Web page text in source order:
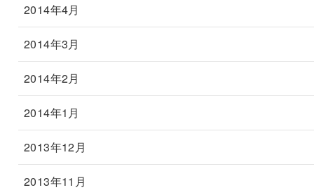
2014年4月
2014年3月
2014年2月
2014年1月
2013年12月
2013年11月